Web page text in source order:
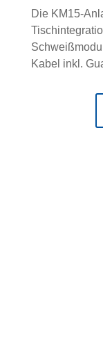
Die KM15-
Kabel inkl.